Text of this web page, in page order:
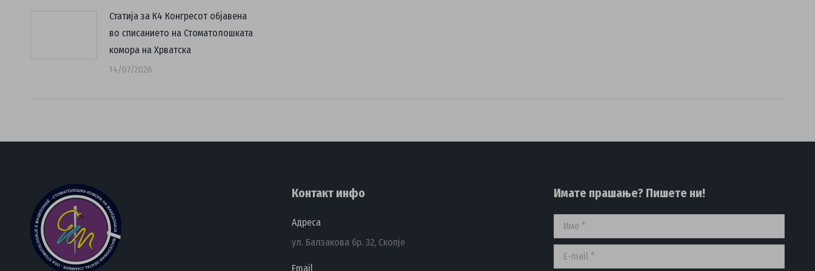
Статија за К4 Конгресот објавена
во списанието на Стоматолошката
комора на Хрватска
14/07/2026
Контакт инфо
Адреса
ул. Балзакова бр. 32, Скопје
Email
Имате прашање? Пишете ни!
Име *
E-mail *